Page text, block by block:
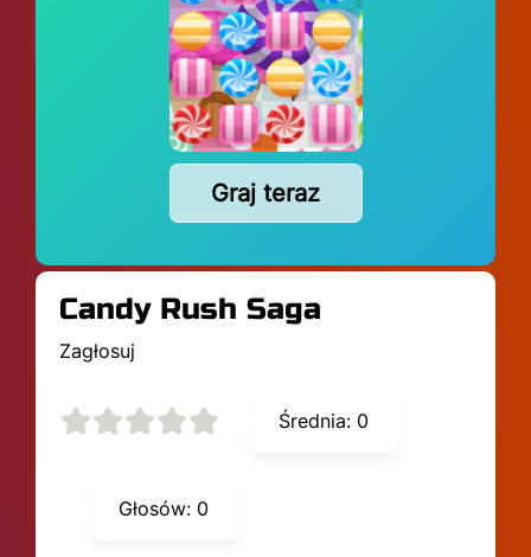
Graj teraz
Candy Rush Saga
Zagłosuj
Średnia: 0
Głosów: 0